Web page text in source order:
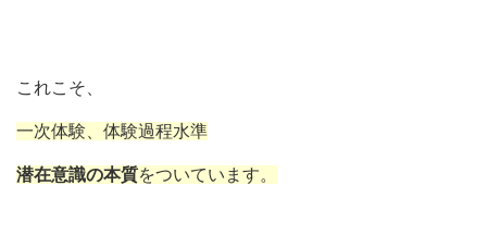
これこそ、
一次体験、体験過程水準
潜在意識の本質をついています。